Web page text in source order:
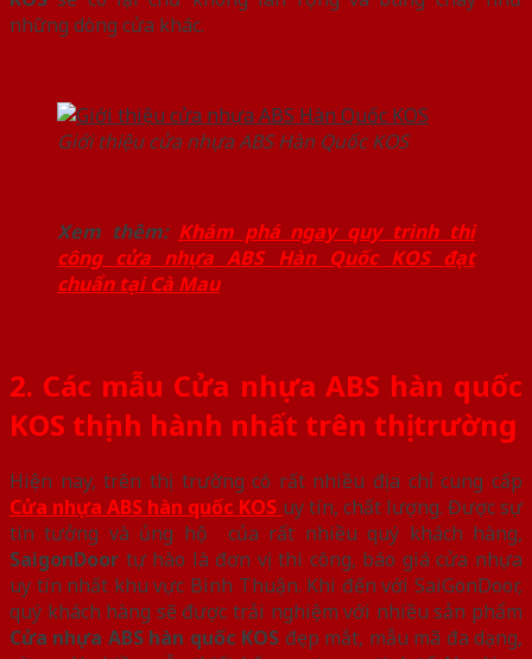
những dòng cửa khác.
Giới thiệu cửa nhựa ABS Hàn Quốc KOS
Xem thêm: Khám phá ngay quy trình thi
công cửa nhựa ABS Hàn Quốc KOS đạt
chuẩn tại Cà Mau
2. Các mẫu Cửa nhựa ABS hàn quốc
KOS thịnh hành nhất trên thị trường
Hiện nay, trên thị trường có rất nhiều địa chỉ cung cấp
Cửa nhựa ABS hàn quốc KOS uy tín, chất lượng. Được sự
tin tưởng và ủng hộ của rất nhiều quý khách hàng,
SaigonDoor tự hào là đơn vị thi công, báo giá cửa nhựa
uy tín nhất khu vực Bình Thuận. Khi đến với SaiGonDoor,
quý khách hàng sẽ được trải nghiệm với nhiều sản phẩm
Cửa nhựa ABS hàn quốc KOS đẹp mắt, mẫu mã đa dạng,